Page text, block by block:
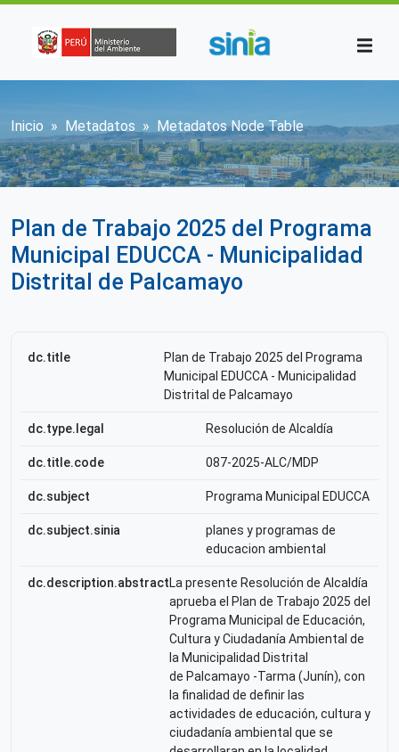
Sobrescribir enlaces de ayuda a la
Inicio Metadatos Metadatos Node Table
Plan de Trabajo 2025 del Programa
Municipal EDUCCA - Municipalidad
Distrital de Palcamayo
dc.title
Plan de Trabajo 2025 del Programa
Municipal EDUCCA - Municipalidad
Distrital de Palcamayo
dc.type.legal Resolución de Alcaldía
dc.title.code 087-2025-ALC/MDP
dc.subject Programa Municipal EDUCCA
dc.subject.sinia
planes y programas de
educacion ambiental
dc.description.abstractLa presente Resolución de Alcaldía
aprueba el Plan de Trabajo 2025 del
Programa Municipal de Educación,
Cultura y Ciudadanía Ambiental de
la Municipalidad Distrital
de Palcamayo -Tarma (Junín), con
la finalidad de definir las
actividades de educación, cultura y
ciudadanía ambiental que se